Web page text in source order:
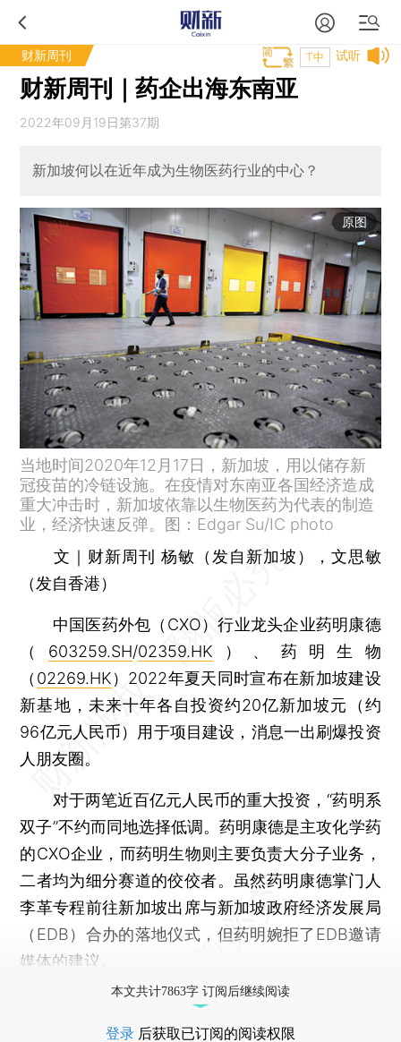
财新周刊 试听
T中
财新周刊｜药企出海东南亚
2022年09月19日第37期
新加坡何以在近年成为生物医药行业的中心？
原图
当地时间2020年12月17日，新加坡，用以储存新
冠疫苗的冷链设施。在疫情对东南亚各国经济造成
重大冲击时，新加坡依靠以生物医药为代表的制造
业，经济快速反弹。图：Edgar Su/IC photo
文｜财新周刊 杨敏（发自新加坡），文思敏
（发自香港）
中国医药外包（CXO）行业龙头企业药明康德
（ 603259.SH/02359.HK ）、药明生物
（ 02269.HK）2022年夏天同时宣布在新加坡建设
新基地，未来十年各自投资约20亿新加坡元（约
96亿元人民币）用于项目建设，消息一出刷爆投资
人朋友圈。
对于两笔近百亿元人民币的重大投资，“药明系
双子”不约而同地选择低调。药明康德是主攻化学药
的CXO企业，而药明生物则主要负责大分子业务，
二者均为细分赛道的佼佼者。虽然药明康德掌门人
李革专程前往新加坡出席与新加坡政府经济发展局
（EDB）合办的落地仪式，但药明婉拒了EDB邀请
媒体的建议。
本文共计7863字 订阅后继续阅读
登录 后获取已订阅的阅读权限